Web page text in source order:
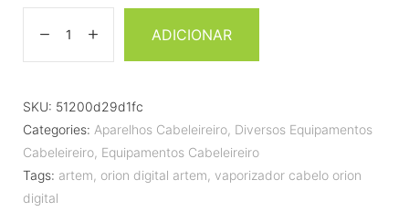
ADICIONAR
SKU: 51200d29d1fc
Categories: Aparelhos Cabeleireiro, Diversos Equipamentos
Cabeleireiro, Equipamentos Cabeleireiro
Tags: artem, orion digital artem, vaporizador cabelo orion
digital